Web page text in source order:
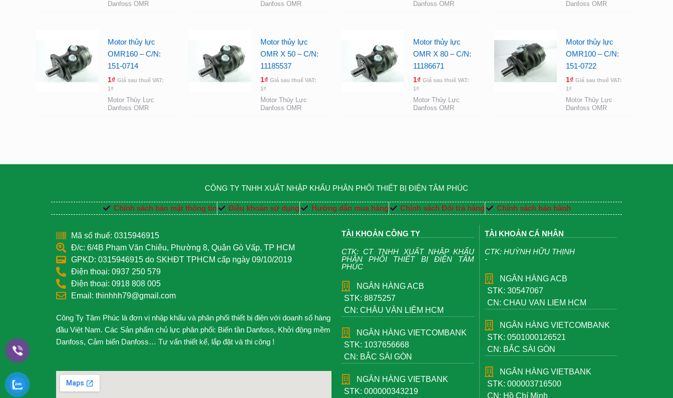
Danfoss OMR
Danfoss OMR
Danfoss OMR
Danfoss OMR
Motor thủy lực
OMR160 – C/N:
151-0714
1₫ Giá sau thuế VAT:
1 ₫
Motor Thủy Lực
Danfoss OMR
Motor thủy lực
OMR X 50 – C/N:
11185537
1₫ Giá sau thuế VAT:
1 ₫
Motor Thủy Lực
Danfoss OMR
Motor thủy lực
OMR X 80 – C/N:
11186671
1₫ Giá sau thuế VAT:
1 ₫
Motor Thủy Lực
Danfoss OMR
Motor thủy lực
OMR100 – C/N:
151-0722
1₫ Giá sau thuế VAT:
1 ₫
Motor Thủy Lực
Danfoss OMR
CÔNG TY TNHH XUẤT NHẬP KHẨU PHÂN PHỐI THIẾT BỊ ĐIỆN TÂM PHÚC
Chính sách bảo mật thông tin Điều khoản sử dụng Hướng dẫn mua hàng Chính sách Đổi trả hàng Chính sách bảo hành
Mã số thuế: 0315946915
Đ/c: 6/4B Phạm Văn Chiêu, Phường 8, Quận Gò Vấp, TP HCM
GPKD: 0315946915 do SKHĐT TPHCM cấp ngày 09/10/2019
Điện thoại: 0937 250 579
Điện thoại: 0918 808 005
Email: thinhhh79@gmail.com
Công Ty Tâm Phúc là đơn vị nhập khẩu và phân phối thiết bị điện với doanh số hàng
đầu Việt Nam. Các Sản phẩm chủ lực phân phối: Biến tần Danfoss, Khởi động mềm
Danfoss, Cảm biến Danfoss… Tư vấn thiết kế, lắp đặt và thi công !
TÀI KHOẢN CÔNG TY
CTK: CT TNHH XUẤT NHẬP KHẨU
PHÂN PHỐI THIẾT BỊ ĐIỆN TÂM
PHÚC
NGÂN HÀNG ACB
STK: 8875257
CN: CHÂU VĂN LIÊM HCM
NGÂN HÀNG VIETCOMBANK
STK: 1037656668
CN: BẮC SÀI GÒN
NGÂN HÀNG VIETBANK
STK: 000000343219
TÀI KHOẢN CÁ NHÂN
CTK: HUỲNH HỮU THỊNH
-
NGÂN HÀNG ACB
STK: 30547067
CN: CHAU VAN LIEM HCM
NGÂN HÀNG VIETCOMBANK
STK: 0501000126521
CN: BẮC SÀI GÒN
NGÂN HÀNG VIETBANK
STK: 000003716500
CN: Hồ Chí Minh